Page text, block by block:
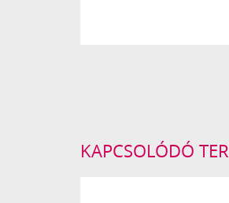
KAPCSOLÓDÓ